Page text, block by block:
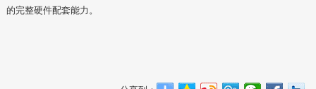
的完整硬件配套能力。